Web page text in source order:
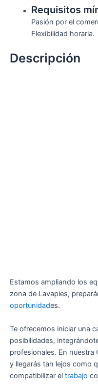
Requisitos
Pasión por el
Flexibilidad horaria.
Descripción
Estamos ampliando los
zona de Lavapies,
oportunidades.
Te ofrecemos iniciar una
posibilidades,
profesionales. En nuestra
y llegarás tan lejos como
compatibilizar el trabajo